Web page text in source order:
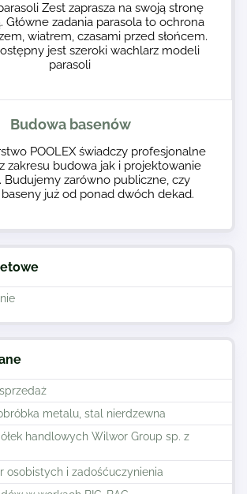
metalu, stal nierdzewna
handlowych Wilwor Group sp. z
osobistych i zadośćuczynienia
Zest zaprasza na swoją stronę
Główne zadania parasola to ochrona
wiatrem, czasami przed słońcem.
jest szeroki wachlarz modeli
parasoli
Budowa basenów
POOLEX świadczy profesjonalne
zakresu budowa jak i projektowanie
Budujemy zarówno publiczne, czy
już od ponad dwóch dekad.